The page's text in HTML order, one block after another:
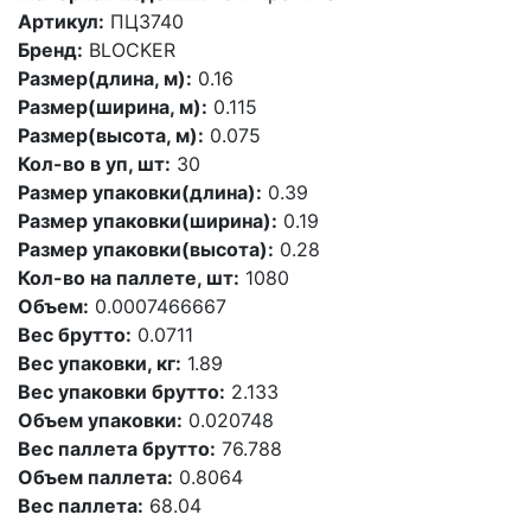
Артикул: ПЦ3740
Бренд: BLOCKER
Размер(длина, м): 0.16
Размер(ширина, м): 0.115
Размер(высота, м): 0.075
Кол-во в уп, шт: 30
Размер упаковки(длина): 0.39
Размер упаковки(ширина): 0.19
Размер упаковки(высота): 0.28
Кол-во на паллете, шт: 1080
Объем: 0.0007466667
Вес брутто: 0.0711
Вес упаковки, кг: 1.89
Вес упаковки брутто: 2.133
Объем упаковки: 0.020748
Вес паллета брутто: 76.788
Объем паллета: 0.8064
Вес паллета: 68.04